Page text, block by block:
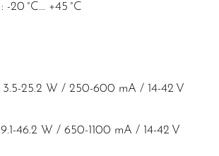
-20 °C… +45 °C
3.5-25.2 W / 250-600 mA / 14-42 V
9.1-46.2 W / 650-1100 mA / 14-42 V